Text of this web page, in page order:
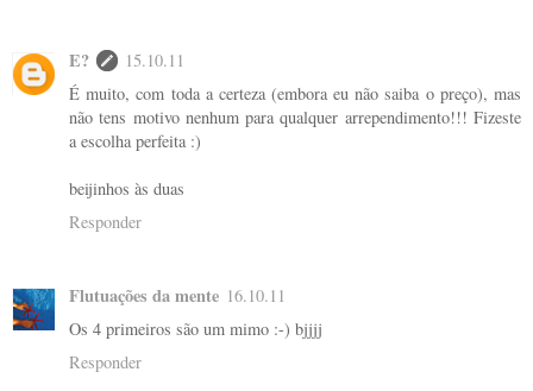
E?
15.10.11
É muito, com toda a certeza (embora eu não saiba o preço), mas
não tens motivo nenhum para qualquer arrependimento!!! Fizeste
a escolha perfeita :)
beijinhos às duas
Responder
Flutuações da mente 16.10.11
Os 4 primeiros são um mimo :-) bjjjj
Responder